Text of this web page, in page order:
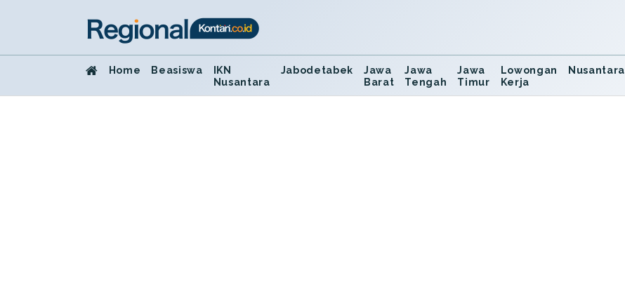
Home Beasiswa
IKN
Nusantara
Jabodetabek
Jawa
Barat
Jawa
Tengah
Jawa
Timur
Lowongan
Kerja
Nusantara